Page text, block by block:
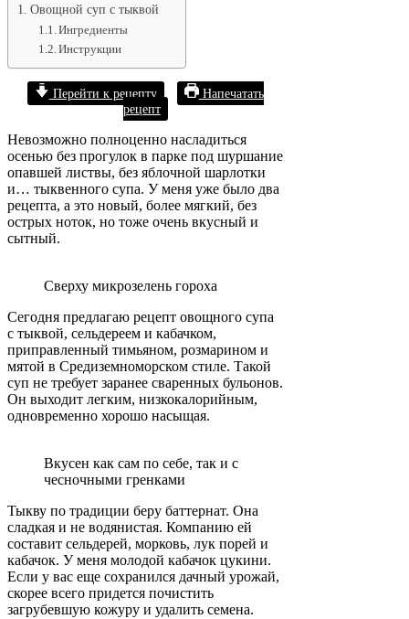
Овощной суп с тыквой
Ингредиенты
Инструкции
Перейти к рецепту
Напечатать
рецепт
Невозможно полноценно насладиться
осенью без прогулок в парке под шуршание
опавшей листвы, без яблочной шарлотки
и… тыквенного супа. У меня уже было два
рецепта, а это новый, более мягкий, без
острых ноток, но тоже очень вкусный и
сытный.
Сверху микрозелень гороха
Сегодня предлагаю рецепт овощного супа
с тыквой, сельдереем и кабачком,
приправленный тимьяном, розмарином и
мятой в Средиземноморском стиле. Такой
суп не требует заранее сваренных бульонов.
Он выходит легким, низкокалорийным,
одновременно хорошо насыщая.
Вкусен как сам по себе, так и с
чесночными гренками
Тыкву по традиции беру баттернат. Она
сладкая и не водянистая. Компанию ей
составит сельдерей, морковь, лук порей и
кабачок. У меня молодой кабачок цукини.
Если у вас еще сохранился дачный урожай,
скорее всего придется почистить
загрубевшую кожуру и удалить семена.